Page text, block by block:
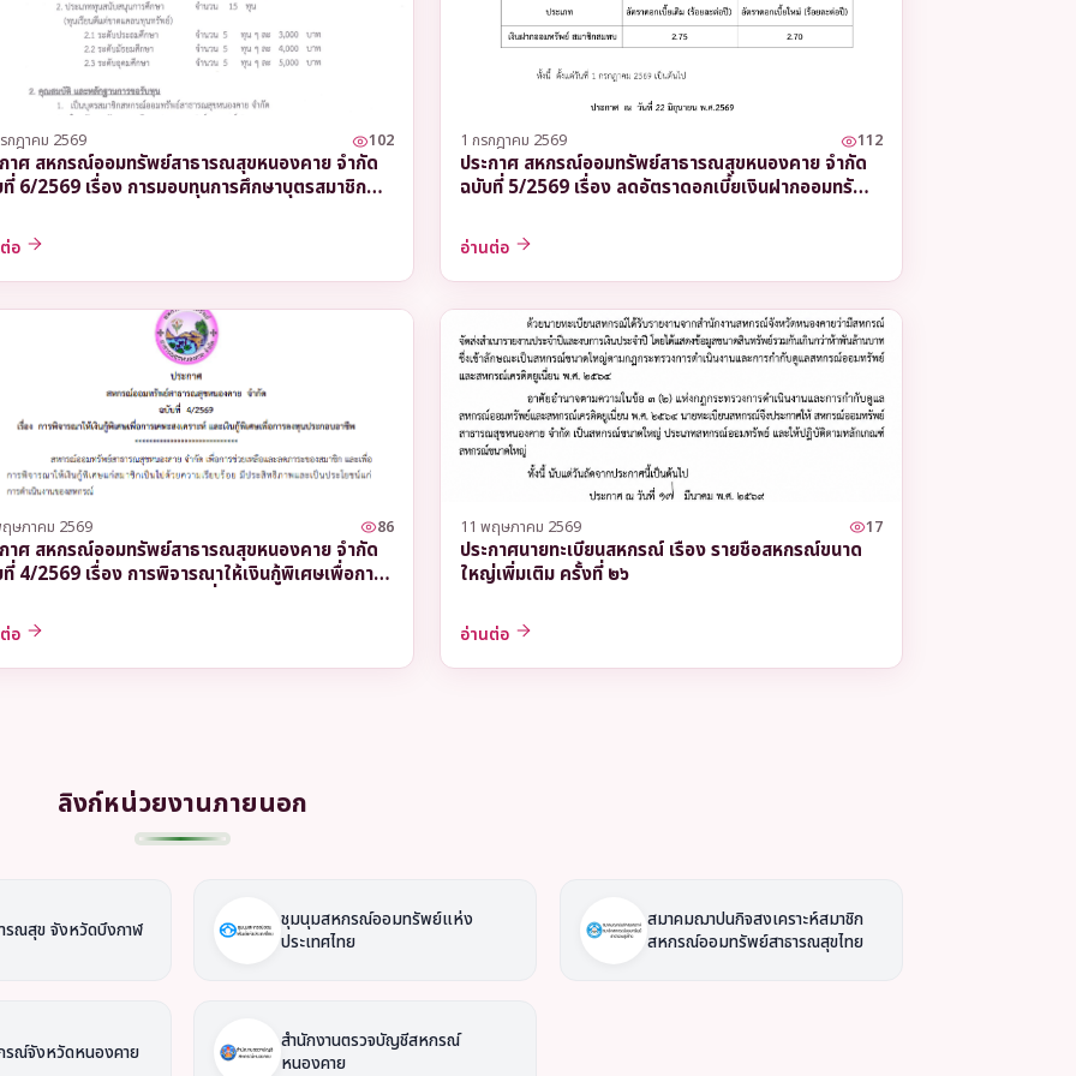
6.35%
พิเศษเพื่อการลงทุนประกอบอาชีพ
พิเศษเพื่อการเคหะสงเคราะห์ 6.35%
กฎาคม 2569 102
าศ สหกรณ์ออมทรัพย์สาธารณสุขหนองคาย จำกัด
6/2569 เรื่อง การมอบทุนการศึกษาบุตรสมาชิก
อ
1 กรกฎาคม 2569 112
ประกาศ สหกรณ์ออมทรัพย์สาธารณสุขหนองคาย จำกัด
ฉบับที่ 5/2569 เรื่อง ลดอัตราดอกเบี้ยเงินฝากออมทรัพย์
อ่านต่อ
ษภาคม 2569 86
าศ สหกรณ์ออมทรัพย์สาธารณสุขหนองคาย จำกัด
4/2569 เรื่อง การพิจารณาให้เงินกู้พิเศษเพื่อการ
อ
11 พฤษภาคม 2569 17
ประกาศนายทะเบียนสหกรณ์ เรื่อง รายชื่อสหกรณ์ขนาด
ใหญ่เพิ่มเติม ครั้งที่ ๒๖
อ่านต่อ
ลิงก์หน่วยงานภายนอก
รณสุข จังหวัดบึงกาฬ
ชุมนุมสหกรณ์ออมทรัพย์แห่ง
ประเทศไทย
สมาคมฌาปนกิจสงเคราะห์สมาชิก
สหกรณ์ออมทรัพย์สาธารณสุขไทย
รณ์จังหวัดหนองคาย
สำนักงานตรวจบัญชีสหกรณ์
หนองคาย